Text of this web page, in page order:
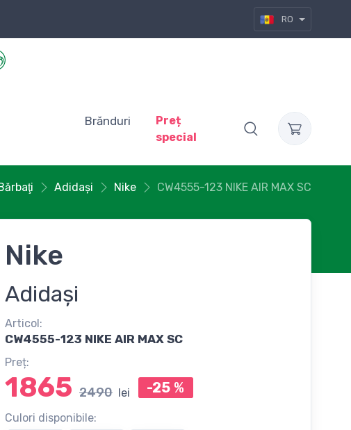
RO
Brănduri
Preț
special
Adidași Nike CW4555-123 NIKE AIR MAX SC
Nike
Adidași
Articol:
CW4555-123 NIKE AIR MAX SC
Preț:
1865 2490 lei -25 %
Culori disponibile: